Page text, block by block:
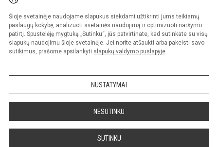
Šioje svetainėje naudojame slapukus siekdami užtikrinti jums teikiamų
paslaugų kokybę, analizuoti svetainės naudojimą ir optimizuoti naršymo
patirtį. Spustelėję mygtuką „Sutinku“, jūs patvirtinate, kad sutinkate su visų
slapukų naudojimu šioje svetainėje. Jei norite atšaukti arba pakeisti savo
sutikimus, prašome apsilankyti slapukų valdymo puslapyje.
NUSTATYMAI
NESUTINKU
SUTINKU
© 2022. Vilniaus Radvilų gimnazija. Visos teisės saugomos.
Kopijuoti turinį be raštiško gimnazijos sutikimo griežtai draudžiama.
Prieinamumo paraiška Slapukų valdymas